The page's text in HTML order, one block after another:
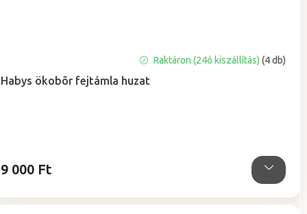
Habys ökobõr fejtámla huzat
termék
átlagos
Raktáron (24ó kiszállítás)(4 db)
9 000 Ft